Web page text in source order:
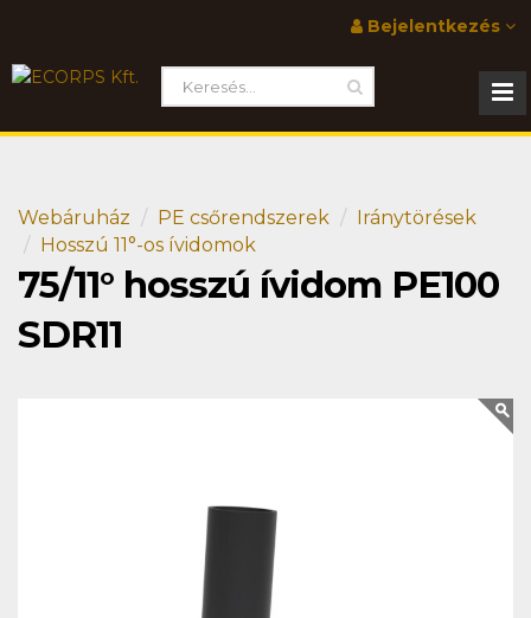
Bejelentkezés
Webáruház PE csőrendszerek
Iránytörések
Hosszú 11°-os ívidomok
75/11° hosszú ívidom PE100
SDR11